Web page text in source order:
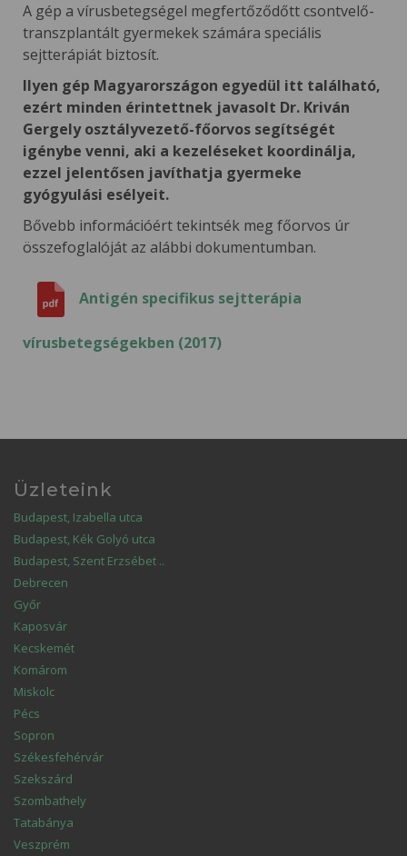
A gép a vírusbetegségel megfertőződőtt csontvelő-
transzplantált gyermekek számára speciális
sejtterápiát biztosít.
Ilyen gép Magyarországon egyedül itt található,
ezért minden érintettnek javasolt Dr. Kriván
Gergely osztályvezető-főorvos segítségét
igénybe venni, aki a kezeléseket koordinálja,
ezzel jelentősen javíthatja gyermeke
gyógyulási esélyeit.
Bővebb információért tekintsék meg főorvos úr
összefoglalóját az alábbi dokumentumban.
Antigén specifikus sejtterápia
vírusbetegségekben (2017)
Üzleteink
Budapest, Izabella utca
Budapest, Kék Golyó utca
Budapest, Szent Erzsébet ..
Debrecen
Győr
Kaposvár
Kecskemét
Komárom
Miskolc
Pécs
Sopron
Székesfehérvár
Szekszárd
Szombathely
Tatabánya
Veszprém